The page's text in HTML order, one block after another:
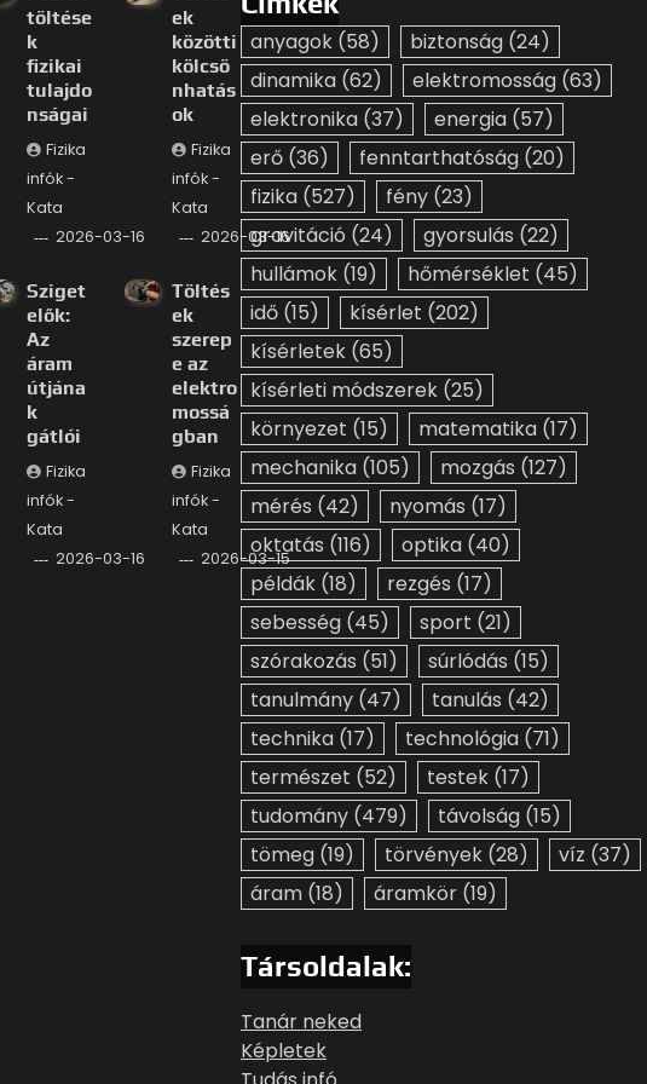
töltése
k
fizikai
tulajdo
nságai
Fizika
infók -
Kata
2026-03-16
ek
közötti
kölcsö
nhatás
ok
Fizika
infók -
Kata
2026-03-16
Sziget
elők:
Az
áram
útjána
k
gátlói
Fizika
infók -
Kata
2026-03-16
Töltés
ek
szerep
e az
elektro
mossá
gban
Fizika
infók -
Kata
2026-03-15
anyagok (58) biztonság (24)
dinamika (62) elektromosság (63)
elektronika (37) energia (57)
erő (36) fenntarthatóság (20)
fizika (527) fény (23)
gravitáció (24) gyorsulás (22)
hullámok (19) hőmérséklet (45)
idő (15) kísérlet (202)
kísérletek (65)
kísérleti módszerek (25)
környezet (15) matematika (17)
mechanika (105) mozgás (127)
mérés (42) nyomás (17)
oktatás (116) optika (40)
példák (18) rezgés (17)
sebesség (45) sport (21)
szórakozás (51) súrlódás (15)
tanulmány (47) tanulás (42)
technika (17) technológia (71)
természet (52) testek (17)
tudomány (479) távolság (15)
tömeg (19) törvények (28) víz (37)
áram (18) áramkör (19)
Társoldalak:
Tanár neked
Képletek